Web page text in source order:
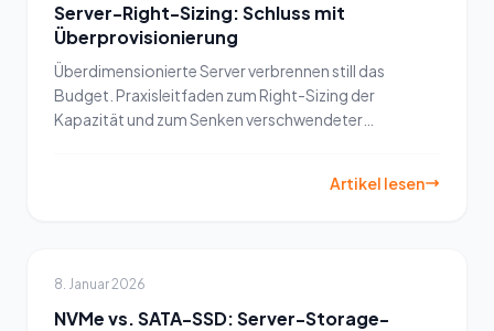
Server-Right-Sizing: Schluss mit
Überprovisionierung
Überdimensionierte Server verbrennen still das
Budget. Praxisleitfaden zum Right-Sizing der
Kapazität und zum Senken verschwendeter
Artikel lesen
8. Januar 2026
NVMe vs. SATA-SSD: Server-Storage-